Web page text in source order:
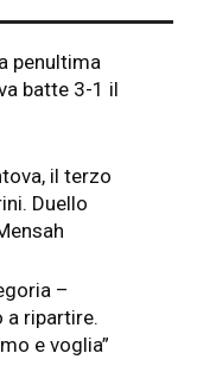
penultima
batte 3-1 il
il terzo
Duello
–
a ripartire.
e voglia”